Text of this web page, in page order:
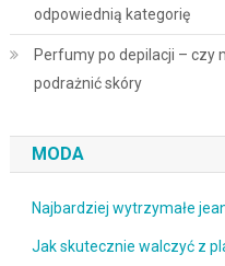
odpowiednią kategorię
Perfumy po depilacji – czy
podrażnić skóry
MODA
Najbardziej wytrzymałe
Jak skutecznie walczyć z